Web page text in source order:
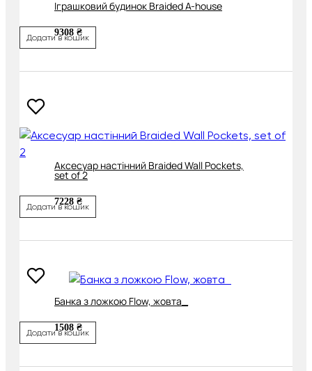
Іграшковий будинок Braided A-house
9308 ₴
Додати в кошик
Аксесуар настінний Braided Wall Pockets,
set of 2
7228 ₴
Додати в кошик
Банка з ложкою Flow, жовта_
1508 ₴
Додати в кошик